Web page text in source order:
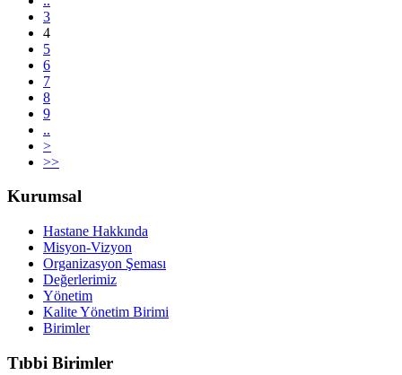
3
4
5
6
7
8
9
..
>
>>
Kurumsal
Hastane Hakkında
Misyon-Vizyon
Organizasyon Şeması
Değerlerimiz
Yönetim
Kalite Yönetim Birimi
Birimler
Tıbbi Birimler